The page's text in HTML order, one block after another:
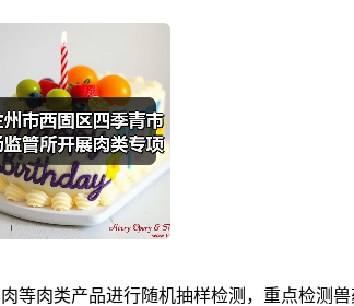
肉类产品进行随机抽样检测，重点检测